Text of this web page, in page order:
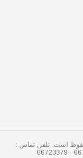
است. تلفن تماس :